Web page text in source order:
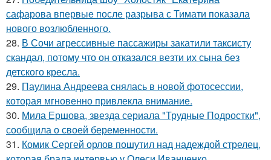
сафарова впервые после разрыва с Тимати показала
нового возлюбленного.
28. В Сочи агрессивные пассажиры закатили таксисту
скандал, потому что он отказался везти их сына без
детского кресла.
29. Паулина Андреева снялась в новой фотосессии,
которая мгновенно привлекла внимание.
30. Мила Ершова, звезда сериала "Трудные Подростки",
сообщила о своей беременности.
31. Комик Сергей орлов пошутил над надеждой стрелец,